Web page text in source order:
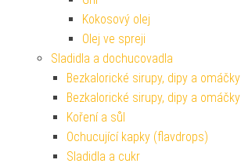
Kokosový olej
Olej ve spreji
Sladidla a dochucovadla
Bezkalorické sirupy, dipy a omáčky
Bezkalorické sirupy, dipy a omáčky
Koření a sůl
Ochucující kapky (flavdrops)
Sladidla a cukr